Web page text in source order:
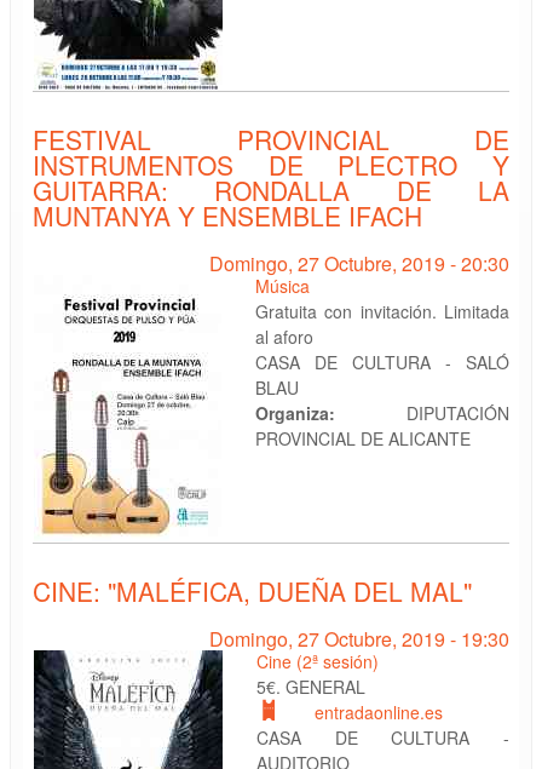
FESTIVAL PROVINCIAL DE
INSTRUMENTOS DE PLECTRO Y
GUITARRA: RONDALLA DE LA
MUNTANYA Y ENSEMBLE IFACH
Domingo, 27 Octubre, 2019 - 20:30
Música
Gratuita con invitación. Limitada
al aforo
CASA DE CULTURA - SALÓ
BLAU
Organiza: DIPUTACIÓN
PROVINCIAL DE ALICANTE
CINE: "MALÉFICA, DUEÑA DEL MAL"
Domingo, 27 Octubre, 2019 - 19:30
Cine (2ª sesión)
5€. GENERAL
entradaonline.es
CASA DE CULTURA -
AUDITORIO